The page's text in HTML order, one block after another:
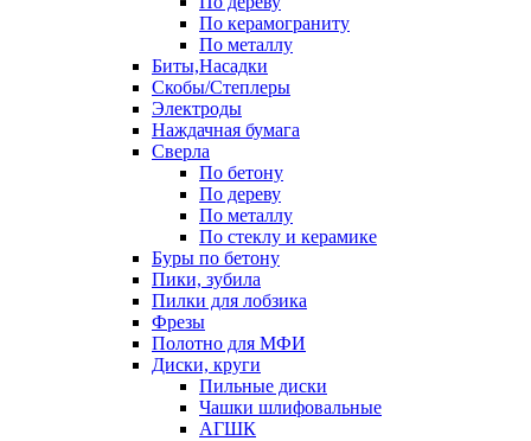
По керамограниту
По металлу
Биты,Насадки
Скобы/Степлеры
Электроды
Наждачная бумага
Сверла
По бетону
По дереву
По металлу
По стеклу и керамике
Буры по бетону
Пики, зубила
Пилки для лобзика
Фрезы
Полотно для МФИ
Диски, круги
Пильные диски
Чашки шлифовальные
АГШК